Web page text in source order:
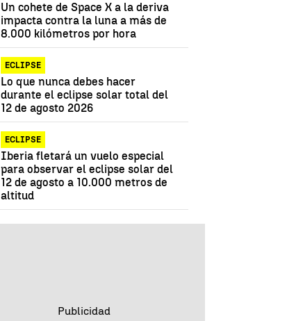
Un cohete de Space X a la deriva
impacta contra la luna a más de
8.000 kilómetros por hora
ECLIPSE
Lo que nunca debes hacer
durante el eclipse solar total del
12 de agosto 2026
ECLIPSE
Iberia fletará un vuelo especial
para observar el eclipse solar del
12 de agosto a 10.000 metros de
altitud